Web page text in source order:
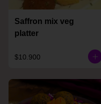
Saffron mix veg
platter
$10.900